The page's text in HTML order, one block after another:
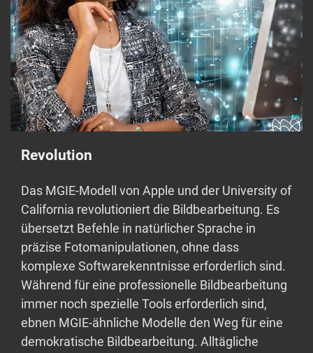
Revolution
Das MGIE-Modell von Apple und der University of
California revolutioniert die Bildbearbeitung. Es
übersetzt Befehle in natürlicher Sprache in
präzise Fotomanipulationen, ohne dass
komplexe Softwarekenntnisse erforderlich sind.
Während für eine professionelle Bildbearbeitung
immer noch spezielle Tools erforderlich sind,
ebnen MGIE-ähnliche Modelle den Weg für eine
demokratische Bildbearbeitung. Alltägliche